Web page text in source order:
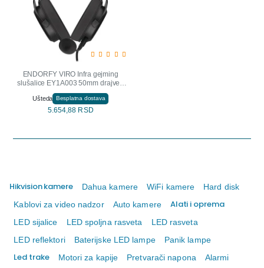
ENDORFY VIRO Infra gejming
slušalice EY1A003 50mm drajveri
3.5mm crne
Ušteda Besplatna dostava
5.654,88 RSD
Hikvision kamere Dahua kamere WiFi kamere
Hard disk
Kablovi za video nadzor
Auto kamere Alati i oprema
LED sijalice LED spoljna rasveta
LED rasveta
LED reflektori
Baterijske LED lampe Panik lampe
Led trake Motori za kapije Pretvarači napona
Alarmi